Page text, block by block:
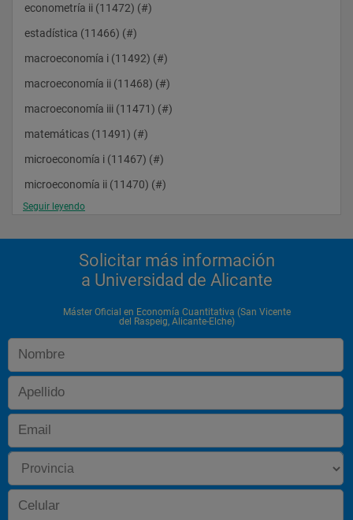
econometría ii (11472) (#)
estadística (11466) (#)
macroeconomía i (11492) (#)
macroeconomía ii (11468) (#)
macroeconomía iii (11471) (#)
matemáticas (11491) (#)
microeconomía i (11467) (#)
microeconomía ii (11470) (#)
microeconomía iii (11473) (#)
tipo: obligatoria
introducción a la investigación (11474)
tesina del máster (11490)
tipo: optativa
econometría aplicada (11674)
econometría avanzada (11486)
economía del comportamiento (11482)
Seguir leyendo
Solicitar más información
a Universidad de Alicante
Máster Oficial en Economía Cuantitativa (San Vicente
del Raspeig, Alicante-Elche)